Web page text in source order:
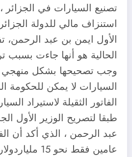
تصنيع السيارات في الجزائر
استنزاف مالي للدولة
الأول ايمن بن عبد الرحمن،
الحالية هو أنها جاءت بسبب
وجب تصحيحها بشكل منهجي
السيارات لا يمكن للحكومة
الفاتور الثقيلة لاستيراد
طبقا لتصريح الوزير الأول
عبد الرحمن ، الذي أكد أن
عامين فقط نحو